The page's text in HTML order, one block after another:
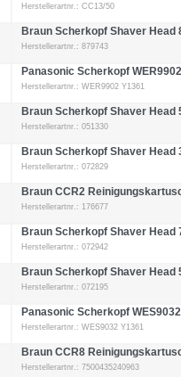
Herstellerartnr.: CC13/50
Braun Scherkopf Shaver Head
Herstellerartnr.: 879743
Panasonic Scherkopf WER9902
Herstellerartnr.: WER9902 Y1361
Braun Scherkopf Shaver Head
Herstellerartnr.: 051330
Braun Scherkopf Shaver Head
Herstellerartnr.: 072829
Braun CCR2
Herstellerartnr.: 176677
Braun Scherkopf Shaver Head
Herstellerartnr.: 072942
Braun Scherkopf Shaver Head
Herstellerartnr.: 072195
Panasonic Scherkopf WES9032
Herstellerartnr.: WES9032 Y1361
Braun CCR8
Herstellerartnr.: 7500435240963